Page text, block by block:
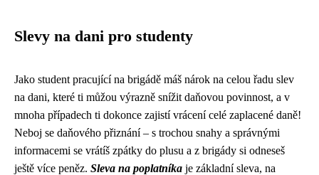
Slevy na dani pro studenty
Jako student pracující na brigádě máš nárok na celou řadu slev
na dani, které ti můžou výrazně snížit daňovou povinnost, a v
mnoha případech ti dokonce zajistí vrácení celé zaplacené daně!
Neboj se daňového přiznání – s trochou snahy a správnými
informacemi se vrátíš zpátky do plusu a z brigády si odneseš
ještě více peněz. Sleva na poplatníka je základní sleva, na